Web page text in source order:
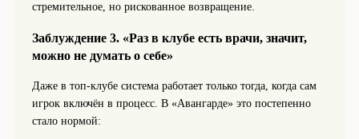
стремительное, но рискованное возвращение.
Заблуждение 3. «Раз в клубе есть врачи, значит,
можно не думать о себе»
Даже в топ‑клубе система работает только тогда, когда сам
игрок включён в процесс. В «Авангарде» это постепенно
стало нормой: